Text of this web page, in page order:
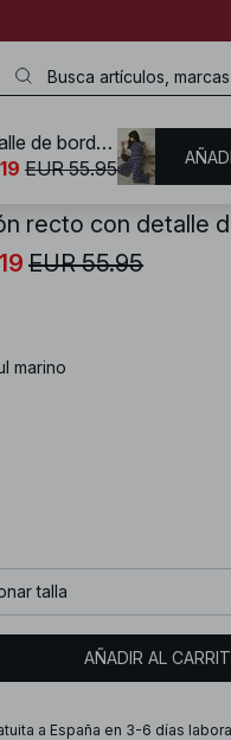
de verano / Pantalones
recto con detalle
EUR 55.95
marino
talla
AÑADIR AL
a España en 3-6 días
Pantalón recto con detalle de bordado
EUR 55.95